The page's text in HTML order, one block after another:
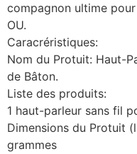
compagnon ultime
OU.
Caracréristiques:
Nom du Protuit: Haut-
de Bâton.
Liste des produits:
1 haut-parleur sans fil
Dimensions du Protuit
grammes